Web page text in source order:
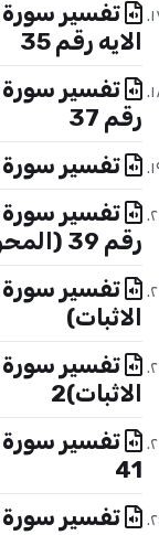
الايه رقم 35
رقم 37
تفسير سورة
رقم 39 (المحو والاثبات)
الاثبات)
الاثبات)2
41
تفسير سورة